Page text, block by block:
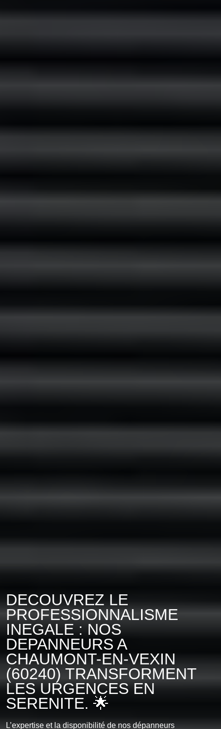
DECOUVREZ LE
PROFESSIONNALISME
INEGALE : NOS
DEPANNEURS A
CHAUMONT-EN-VEXIN
(60240) TRANSFORMENT
LES URGENCES EN
SERENITE. 🌟
L’expertise et la disponibilité de nos dépanneurs